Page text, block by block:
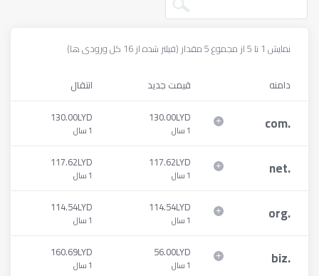
نمایش 1 تا 5 از مجموع 5 مقدار (فیلتر شده از 16 کل ورودی ها)
دامنه قیمت جدید انتقال
.
com
130.00LYD
1 سال
130.00LYD
1 سال
.
net
117.62LYD
1 سال
117.62LYD
1 سال
.
org
114.54LYD
1 سال
114.54LYD
1 سال
.
biz
56.00LYD
1 سال
160.69LYD
1 سال